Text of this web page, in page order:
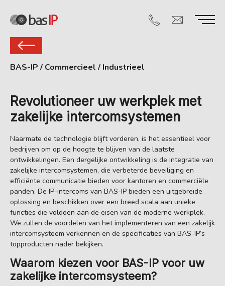
BAS-IP / Commercieel / Industrieel
Revolutioneer uw werkplek met
zakelijke intercomsystemen
Naarmate de technologie blijft vorderen, is het essentieel voor
bedrijven om op de hoogte te blijven van de laatste
ontwikkelingen. Een dergelijke ontwikkeling is de integratie van
zakelijke intercomsystemen, die verbeterde beveiliging en
efficiënte communicatie bieden voor kantoren en commerciële
panden. De IP-intercoms van BAS-IP bieden een uitgebreide
oplossing en beschikken over een breed scala aan unieke
functies die voldoen aan de eisen van de moderne werkplek.
We zullen de voordelen van het implementeren van een zakelijk
intercomsysteem verkennen en de specificaties van BAS-IP’s
topproducten nader bekijken.
Waarom kiezen voor BAS-IP voor uw
zakelijke intercomsysteem?